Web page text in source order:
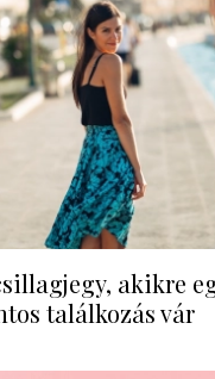
akikre
találkozás vár